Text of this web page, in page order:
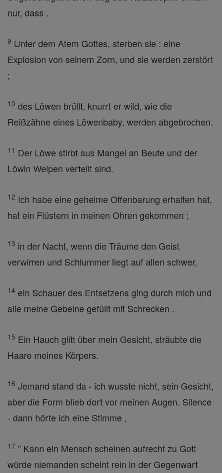
nur, dass .
9 Unter dem Atem Gottes, sterben sie : eine
Explosion von seinem Zorn, und sie werden zerstört
;
10 des Löwen brüllt, knurrt er wild, wie die
Reißzähne eines Löwenbaby, werden abgebrochen.
11 Der Löwe stirbt aus Mangel an Beute und der
Löwin Welpen verteilt sind.
12 Ich habe eine geheime Offenbarung erhalten hat,
hat ein Flüstern in meinen Ohren gekommen ;
13 in der Nacht, wenn die Träume den Geist
verwirren und Schlummer liegt auf allen schwer,
14 ein Schauer des Entsetzens ging durch mich und
alle meine Gebeine gefüllt mit Schrecken .
15 Ein Hauch glitt über mein Gesicht, sträubte die
Haare meines Körpers.
16 Jemand stand da - ich wusste nicht, sein Gesicht,
aber die Form blieb dort vor meinen Augen. Silence
- dann hörte ich eine Stimme ,
17 " Kann ein Mensch scheinen aufrecht zu Gott
würde niemanden scheint rein in der Gegenwart